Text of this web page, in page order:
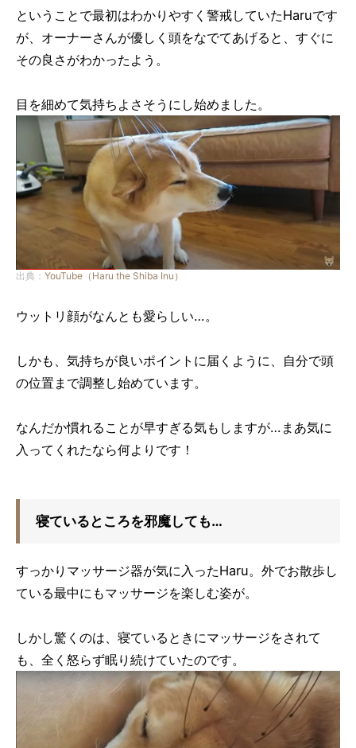
ということで最初はわかりやすく警戒していたHaruです
が、オーナーさんが優しく頭をなでてあげると、すぐに
その良さがわかったよう。
目を細めて気持ちよさそうにし始めました。
出典： YouTube（Haru the Shiba Inu）
ウットリ顔がなんとも愛らしい…。
しかも、気持ちが良いポイントに届くように、自分で頭
の位置まで調整し始めています。
なんだか慣れることが早すぎる気もしますが…まあ気に
入ってくれたなら何よりです！
寝ているところを邪魔しても…
すっかりマッサージ器が気に入ったHaru。外でお散歩し
ている最中にもマッサージを楽しむ姿が。
しかし驚くのは、寝ているときにマッサージをされて
も、全く怒らず眠り続けていたのです。